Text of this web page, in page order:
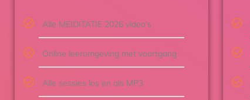
Alle MEIDITATIE 2026 video's
Online leeromgeving met voortgang
Alle sessies los en als MP3